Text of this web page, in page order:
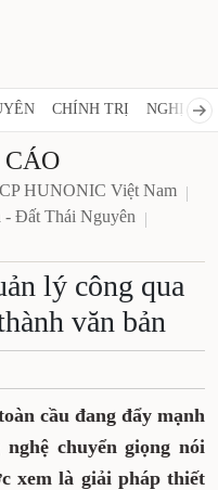
CHÍNH TRỊ NGHỊ
HUNONIC Việt Nam
- Đất Thái Nguyên
lý công qua
văn bản
cầu đang đẩy mạnh
chuyển giọng nói
xem là giải pháp thiết